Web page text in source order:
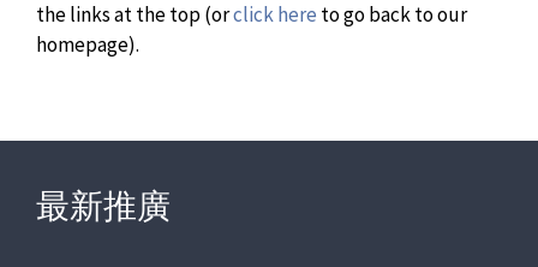
the links at the top (orclick here to go back to our
homepage).
最新推廣